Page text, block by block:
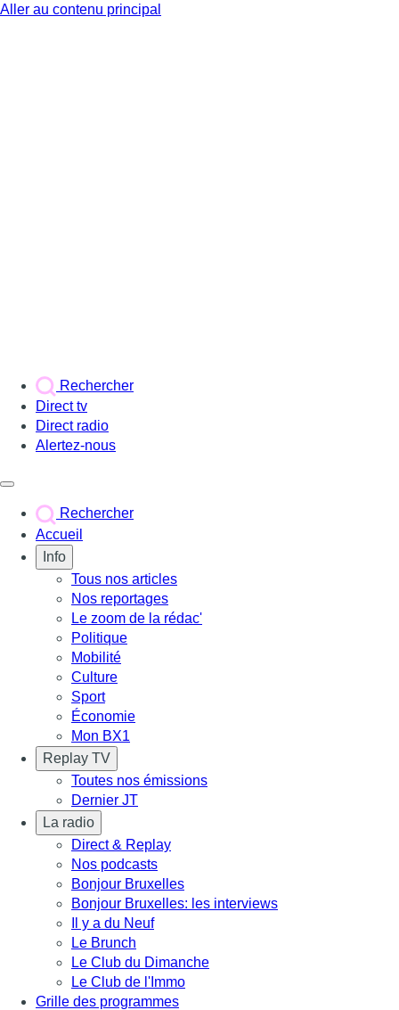
Aller au contenu principal
Rechercher
Direct tv
Direct radio
Alertez-nous
Rechercher
Accueil
Info
Tous nos articles
Nos reportages
Le zoom de la rédac'
Politique
Mobilité
Culture
Sport
Économie
Mon BX1
Replay TV
Toutes nos émissions
Dernier JT
La radio
Direct & Replay
Nos podcasts
Bonjour Bruxelles
Bonjour Bruxelles: les interviews
Il y a du Neuf
Le Brunch
Le Club du Dimanche
Le Club de l'Immo
Grille des programmes